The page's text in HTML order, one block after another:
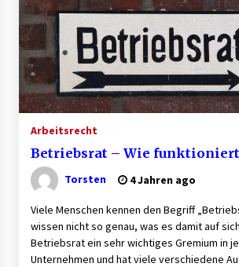
Granulieren von Kunststoff:
die Produktionsqualität
1 Monat ago
B2B-Firmenauflösungen:
Lagerbestände und
sinnvoll verwertet werden
Geräten und Verfahren
Verwaltung
Vorteile und wichtige
Verwaltung
Arbeitsrecht
Betriebsrat – Wie funktioniert
Torsten 4 Jahren ago
Viele Menschen kennen den Begriff
wissen nicht so genau, was es damit auf
Betriebsrat ein sehr wichtiges Gremium in
Unternehmen und hat viele verschiedene